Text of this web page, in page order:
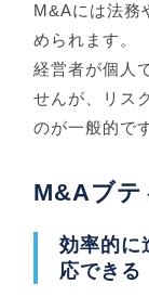
M&Aには法務
められます。
経営者が個人
せんが、リス
のが一般的で
M&Aブテ
効率的に
応できる